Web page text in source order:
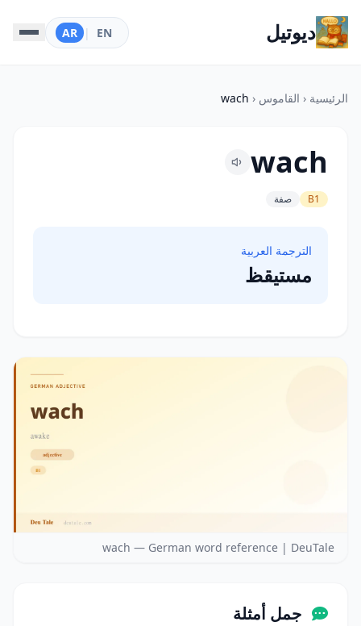
ديوتيل EN
|
AR
الرئيسية ‹ القاموس ‹
wach
wach
B1 صفة
الترجمة العربية
مستيقظ
wach — German word reference | DeuTale
جمل أمثلة